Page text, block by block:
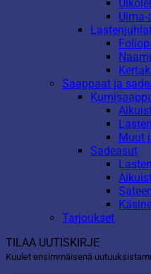
Saappaat ja
Muut
Sadeasut
Tarjoukset
TILAA UUTISKIRJE
Kuulet ensimmäisenä